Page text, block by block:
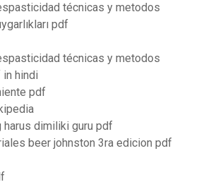
técnicas y metodos
pdf
técnicas y metodos
in hindi
pdf
dimiliki guru pdf
beer johnston 3ra edicion pdf